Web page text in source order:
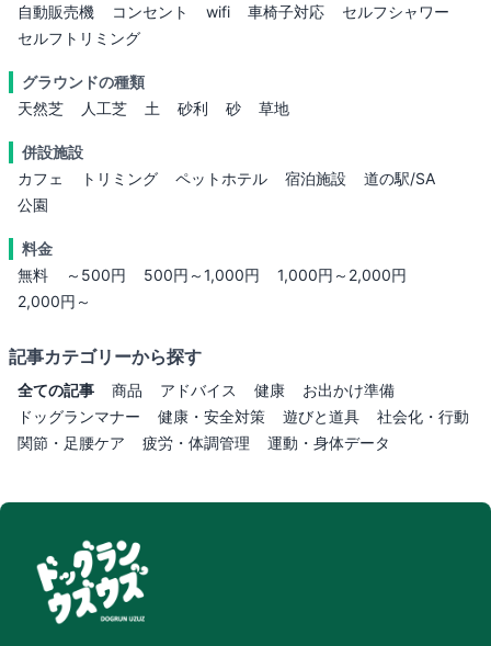
自動販売機
コンセント wifi 車椅子対応
セルフシャワー
セルフトリミング
グラウンドの種類
天然芝
人工芝 土 砂利 砂 草地
併設施設
カフェ
トリミング ペットホテル 宿泊施設
道の駅/SA
公園
料金
無料
～500円 500円～1,000円
1,000円～2,000円
2,000円～
記事カテゴリーから探す
全ての記事 商品 アドバイス 健康
お出かけ準備
ドッグランマナー
健康・安全対策 遊びと道具
社会化・行動
関節・足腰ケア
疲労・体調管理 運動・身体データ